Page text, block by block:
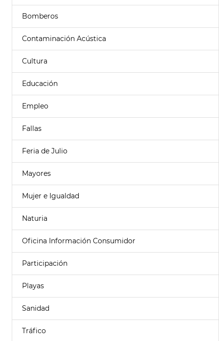
Bomberos
Contaminación Acústica
Cultura
Educación
Empleo
Fallas
Feria de Julio
Mayores
Mujer e Igualdad
Naturia
Oficina Información Consumidor
Participación
Playas
Sanidad
Tráfico